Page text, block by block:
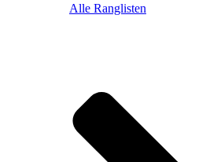
Alle Ranglisten